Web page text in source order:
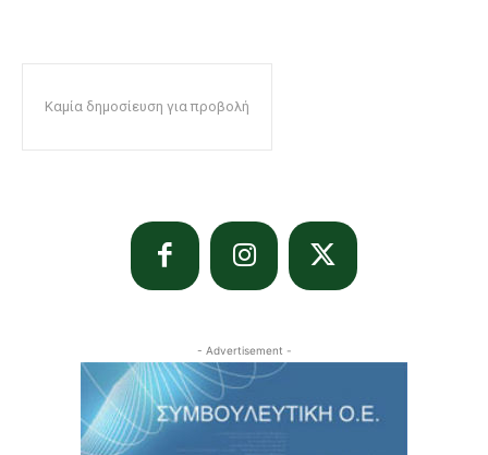
Καμία δημοσίευση για προβολή
- Advertisement -